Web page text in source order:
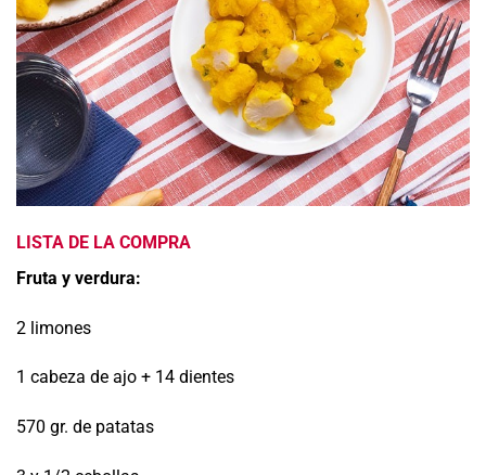
LISTA DE LA COMPRA
Fruta y verdura:
2 limones
1 cabeza de ajo + 14 dientes
570 gr. de patatas